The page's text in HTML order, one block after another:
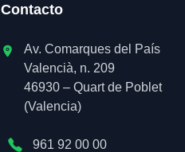
Contacto
Av. Comarques del País
Valencià, n. 209
46930 – Quart de Poblet
(Valencia)
961 92 00 00